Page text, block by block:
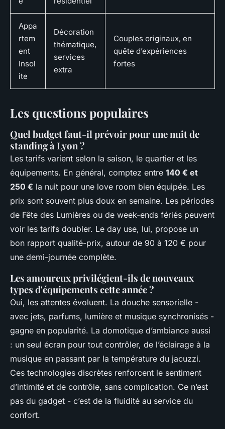
Appa
rtem
ent
Insol
ite
Décoration
thématique,
services
extra
Couples originaux, en
quête d’expériences
fortes
Les questions populaires
Quel budget faut-il prévoir pour une nuit de
standing à Lyon ?
Les tarifs varient selon la saison, le quartier et les
équipements. En général, comptez entre 140 € et
250 € la nuit pour une love room bien équipée. Les
prix sont souvent plus doux en semaine. Les périodes
de Fête des Lumières ou de week-ends fériés peuvent
voir les tarifs doubler. Le day use, lui, propose un
bon rapport qualité-prix, autour de 90 à 120 € pour
une demi-journée complète.
Les amoureux privilégient-ils de nouveaux
types d'équipements cette année ?
Oui, les attentes évoluent. La douche sensorielle -
avec jets, parfums, lumière et musique synchronisés -
gagne en popularité. La domotique d’ambiance aussi
: un seul écran pour tout contrôler, de l’éclairage à la
musique en passant par la température du jacuzzi.
Ces technologies discrètes renforcent le sentiment
d’intimité et de contrôle, sans complication. Ce n’est
pas du gadget - c’est de la fluidité au service du
confort.